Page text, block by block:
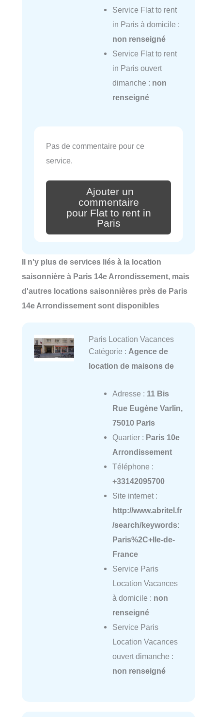
Service Flat to rent
in Paris à domicile :
non renseigné
Service Flat to rent
in Paris ouvert
dimanche : non
renseigné
Pas de commentaire pour ce
service.
Ajouter un
commentaire
pour Flat to rent in
Paris
Il n'y plus de services liés à la location
saisonnière à Paris 14e Arrondissement, mais
d'autres locations saisonnières près de Paris
14e Arrondissement sont disponibles
Paris Location Vacances
Catégorie : Agence de
location de maisons de
Adresse : 11 Bis
Rue Eugène Varlin,
75010 Paris
Quartier : Paris 10e
Arrondissement
Téléphone :
+33142095700
Site internet :
http://www.abritel.fr
/search/keywords:
Paris%2C+Ile-de-
France
Service Paris
Location Vacances
à domicile : non
renseigné
Service Paris
Location Vacances
ouvert dimanche :
non renseigné